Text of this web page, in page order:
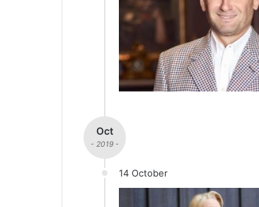
Oct
- 2019 -
14 October